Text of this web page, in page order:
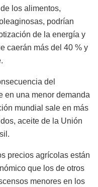
los alimentos,
podrían
de la energía y
caerán más del 40 % y
del
en una menor demanda
mundial sale en más
aceite de la Unión
precios agrícolas están
que los de otros
menores en los